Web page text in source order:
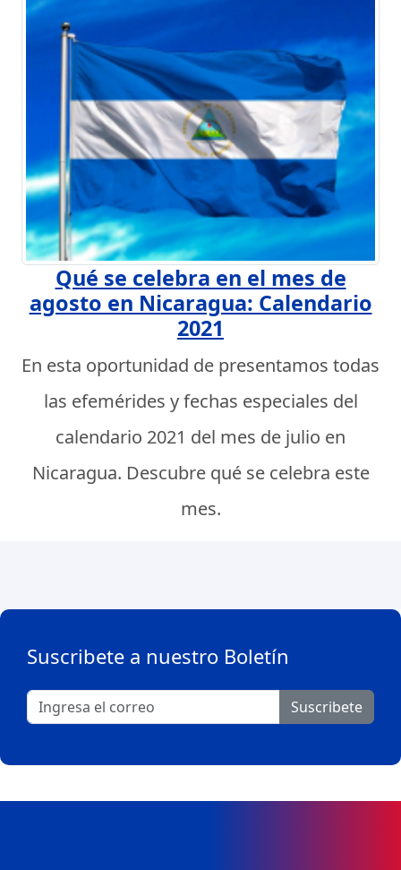
Qué se celebra en el mes de
agosto en Nicaragua: Calendario
2021
En esta oportunidad de presentamos todas
las efemérides y fechas especiales del
calendario 2021 del mes de julio en
Nicaragua. Descubre qué se celebra este
mes.
Suscribete a nuestro Boletín
Suscribete